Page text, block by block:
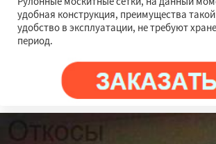
удобная конструкция, преимущества
удобство в эксплуатации, не требуют
период.